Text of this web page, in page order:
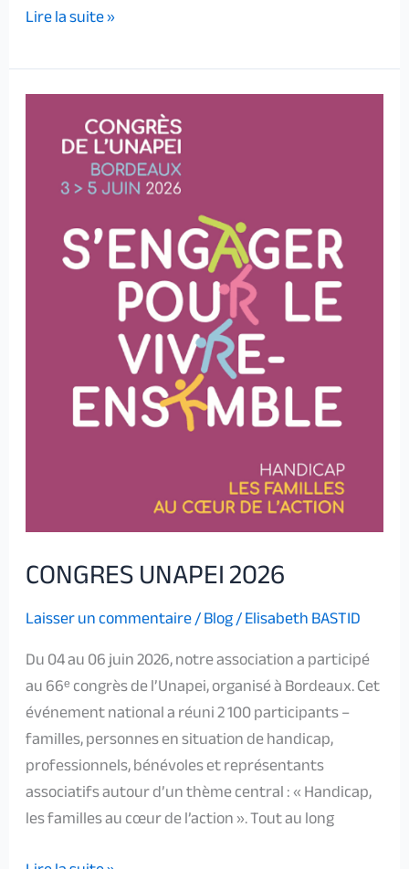
Lire la suite »
CONGRES UNAPEI 2026
Laisser un commentaire/Blog/Elisabeth BASTID
Du 04 au 06 juin 2026, notre association a participé
au 66ᵉ congrès de l’Unapei, organisé à Bordeaux. Cet
événement national a réuni 2 100 participants –
familles, personnes en situation de handicap,
professionnels, bénévoles et représentants
associatifs autour d’un thème central : « Handicap,
les familles au cœur de l’action ». Tout au long
UNAPEI